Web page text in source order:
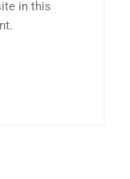
in this